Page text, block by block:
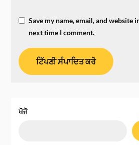
Save my name, email, and website
next time I comment.
ਖੋਜੋ